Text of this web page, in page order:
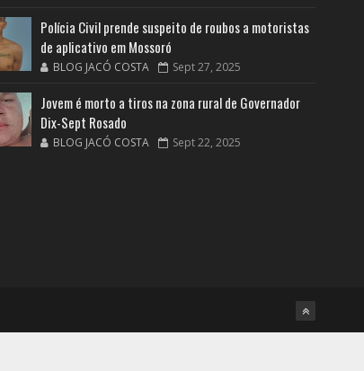
Polícia Civil prende suspeito de roubos a motoristas
de aplicativo em Mossoró
BLOG JACÓ COSTA Sept 27, 2025
Jovem é morto a tiros na zona rural de Governador
Dix-Sept Rosado
BLOG JACÓ COSTA Sept 22, 2025